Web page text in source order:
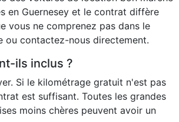
en Guernesey et le contrat diffère
vous ne comprenez pas dans le
ou contactez-nous directement.
ils inclus ?
Si le kilométrage gratuit n'est pas
est suffisant. Toutes les grandes
moins chères peuvent avoir un